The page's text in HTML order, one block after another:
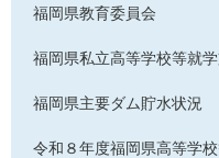
福岡県教育委員会
福岡県私立高等学校等就
福岡県主要ダム貯水状況
令和８年度福岡県高等学